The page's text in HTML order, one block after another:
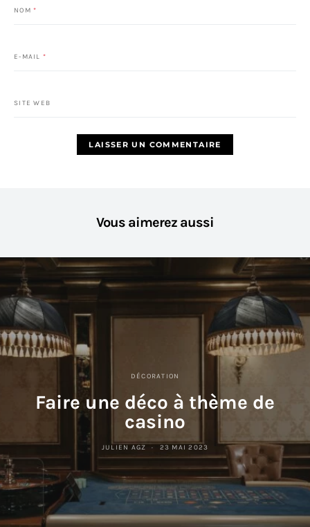
NOM *
E-MAIL *
SITE WEB
Vous aimerez aussi
DÉCORATION
Faire une déco à thème de
casino
JULIEN AGZ 23 MAI 2023